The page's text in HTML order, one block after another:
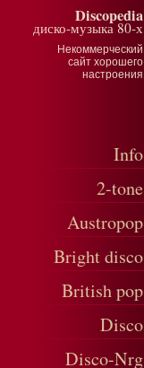
Discopedia
диско-музыка 80-х
Некоммерческий
сайт хорошего
настроения
Info
2-tone
Austropop
Bright disco
British pop
Disco
Disco-Nrg